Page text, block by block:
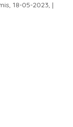
18-05-2023, |